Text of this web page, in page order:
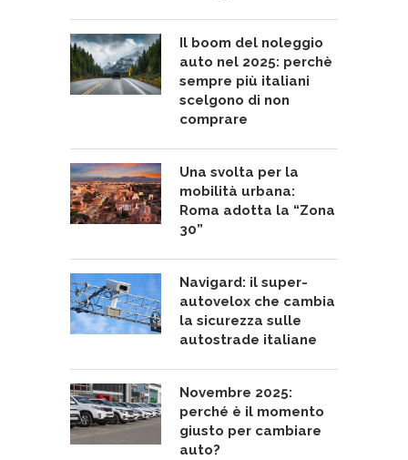
Il boom del noleggio
auto nel 2025: perchè
sempre più italiani
scelgono di non
comprare
Una svolta per la
mobilità urbana:
Roma adotta la “Zona
30”
Navigard: il super-
autovelox che cambia
la sicurezza sulle
autostrade italiane
Novembre 2025:
perché è il momento
giusto per cambiare
auto?